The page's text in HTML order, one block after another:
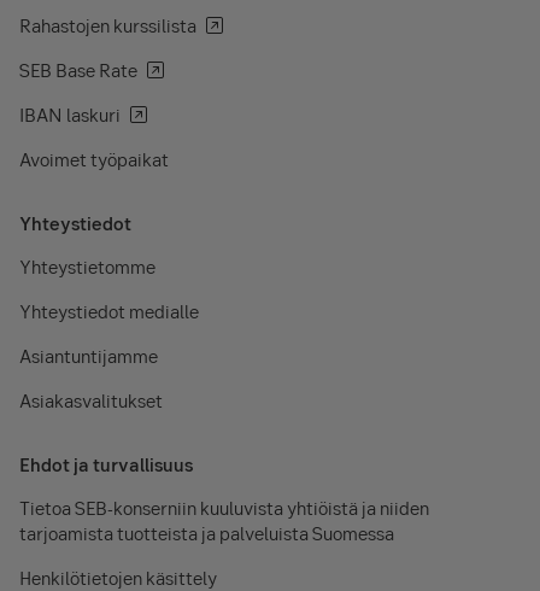
Rahastojen kurssilista
SEB Base Rate
IBAN laskuri
Avoimet työpaikat
Yhteystiedot
Yhteystietomme
Yhteystiedot medialle
Asiantuntijamme
Asiakasvalitukset
Ehdot ja turvallisuus
Tietoa SEB-konserniin kuuluvista yhtiöistä ja niiden
tarjoamista tuotteista ja palveluista Suomessa
Henkilötietojen käsittely